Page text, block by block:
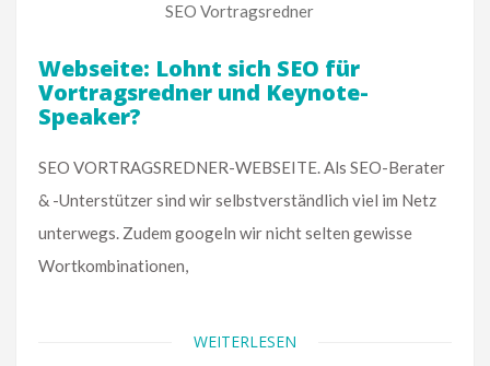
SEO Vortragsredner
Webseite: Lohnt sich SEO für
Vortragsredner und Keynote-
Speaker?
SEO VORTRAGSREDNER-WEBSEITE. Als SEO-Berater
& -Unterstützer sind wir selbstverständlich viel im Netz
unterwegs. Zudem googeln wir nicht selten gewisse
Wortkombinationen,
WEITERLESEN